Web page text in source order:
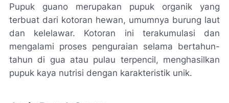
Pupuk guano merupakan pupuk organik yang
terbuat dari kotoran hewan, umumnya burung laut
dan kelelawar. Kotoran ini terakumulasi dan
mengalami proses penguraian selama bertahun-
tahun di gua atau pulau terpencil, menghasilkan
pupuk kaya nutrisi dengan karakteristik unik.